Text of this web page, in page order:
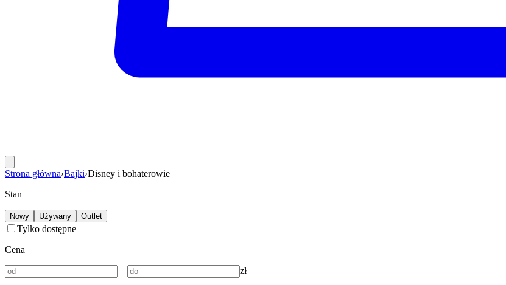
Strona główna›Bajki›Disney i bohaterowie
Stan
Nowy Używany Outlet
Tylko dostępne
Cena
— zł